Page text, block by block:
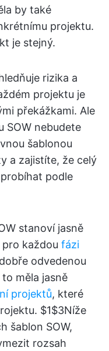
by také
projektu.
je stejný.
rizika a
projektu je
překážkami. Ale
SOW nebudete
šablonou
a zajistíte, že celý
podle
stanoví jasně
každou fázi
odvedenou
to měla jasně
projektů, které
$1$3Níže
šablon SOW,
rozsah